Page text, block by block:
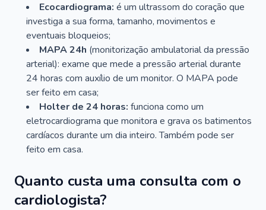
Ecocardiograma: é um ultrassom do coração que
investiga a sua forma, tamanho, movimentos e
eventuais bloqueios;
MAPA 24h (monitorização ambulatorial da pressão
arterial): exame que mede a pressão arterial durante
24 horas com auxílio de um monitor. O MAPA pode
ser feito em casa;
Holter de 24 horas: funciona como um
eletrocardiograma que monitora e grava os batimentos
cardíacos durante um dia inteiro. Também pode ser
feito em casa.
Quanto custa uma consulta com o
cardiologista?